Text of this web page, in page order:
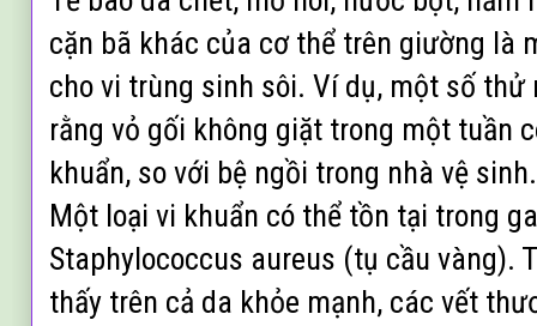
cặn bã khác của cơ thể trên giường là
cho vi trùng sinh sôi. Ví dụ, một số
rằng vỏ gối không giặt trong một tuần
khuẩn, so với bệ ngồi trong nhà vệ sinh.
Một loại vi khuẩn có thể tồn tại trong
Staphylococcus aureus (tụ cầu vàng).
thấy trên cả da khỏe mạnh, các vết